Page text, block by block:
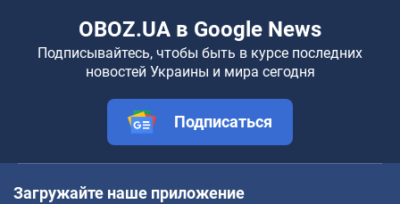
OBOZ.UA в Google News
Подписывайтесь, чтобы быть в курсе последних
новостей Украины и мира сегодня
Подписаться
Загружайте наше приложение